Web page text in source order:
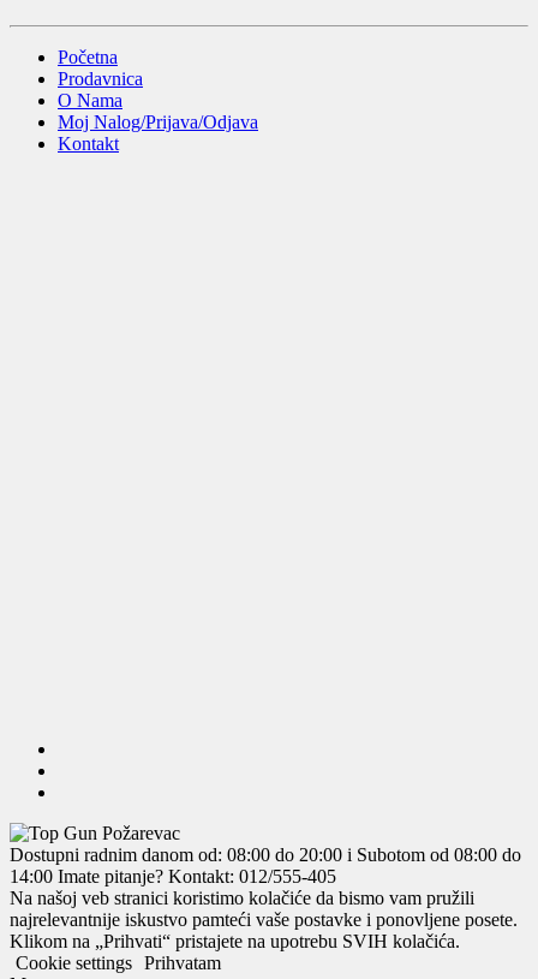
Početna
Prodavnica
O Nama
Moj Nalog/Prijava/Odjava
Kontakt
Dostupni radnim danom od: 08:00 do 20:00 i Subotom od 08:00 do
14:00 Imate pitanje? Kontakt: 012/555-405
Na našoj veb stranici koristimo kolačiće da bismo vam pružili
najrelevantnije iskustvo pamteći vaše postavke i ponovljene posete.
Klikom na „Prihvati“ pristajete na upotrebu SVIH kolačića.
Cookie settings Prihvatam